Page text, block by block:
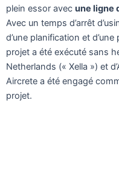
plein essor avec une ligne
Avec un temps d’arrêt
d’une planification et
projet a été exécuté sans
Netherlands (« Xella ») et
Aircrete a été engagé
projet.